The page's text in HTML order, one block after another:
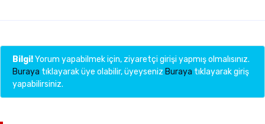
Bilgi!Yorum yapabilmek için, ziyaretçi girişi yapmış olmalısınız.
Buraya tıklayarak üye olabilir, üyeyseniz Buraya tıklayarak giriş
yapabilirsiniz.